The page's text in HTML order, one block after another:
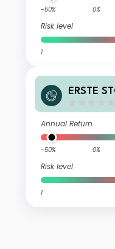
-50% 0%
Risk level
1
ERSTE
Annual Return
-50% 0%
Risk level
1